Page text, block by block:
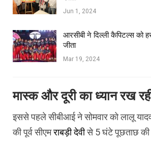
Jun 1, 2024
आरसीबी ने दिल्ली कैपिटल्स को
जीता
Mar 19, 2024
मास्‍क और दूरी का ध्‍यान रख
इससे पहले सीबीआई ने सोमवार को लालू
की पूर्व सीएमराबड़ी देवीसे 5 घंटे पूछताछ की